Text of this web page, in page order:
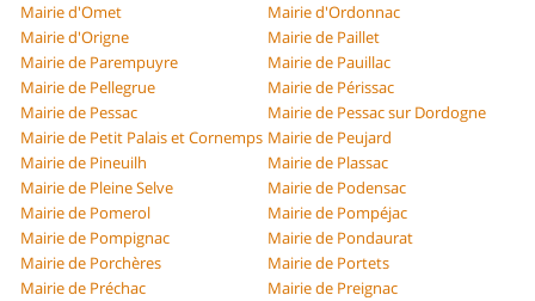
Mairie d'Omet
Mairie d'Ordonnac
Mairie d'Origne
Mairie de Paillet
Mairie de Parempuyre
Mairie de Pauillac
Mairie de Pellegrue
Mairie de Périssac
Mairie de Pessac
Mairie de Pessac sur Dordogne
Mairie de Petit Palais et Cornemps Mairie de Peujard
Mairie de Pineuilh
Mairie de Plassac
Mairie de Pleine Selve
Mairie de Podensac
Mairie de Pomerol
Mairie de Pompéjac
Mairie de Pompignac
Mairie de Pondaurat
Mairie de Porchères
Mairie de Portets
Mairie de Préchac
Mairie de Preignac